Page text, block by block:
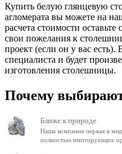
Купить белую глянцевую
агломерата вы можете на
расчета стоимости
свои пожелания к
проект (если он у вас
специалиста и будет
изготовления столешницы.
Почему
Ближе к природе
Наша компания первая в
полностью имитирующих